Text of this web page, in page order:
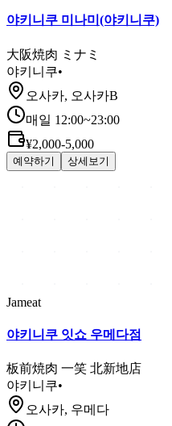
야키니쿠 미나미(야키니쿠)
大阪焼肉 ミナミ
야키니쿠•
오사카, 오사카B
매일 12:00~23:00
¥2,000-5,000
예약하기 상세보기
Jameat
야키니쿠 잇쇼 우메다점
板前焼肉 一笑 北新地店
야키니쿠•
오사카, 우메다